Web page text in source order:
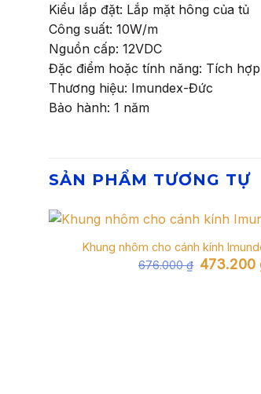
Kiểu lắp đặt: Lắp mặt hông của tủ
Công suất: 10W/m
Nguồn cấp: 12VDC
Đặc điểm hoặc tính năng: Tích
Thương hiệu: Imundex-Đức
Bảo hành: 1 năm
SẢN PHẨM TƯƠNG TỰ
Khung nhôm cho cánh kính
676.000₫ Giá
gốc
473.200